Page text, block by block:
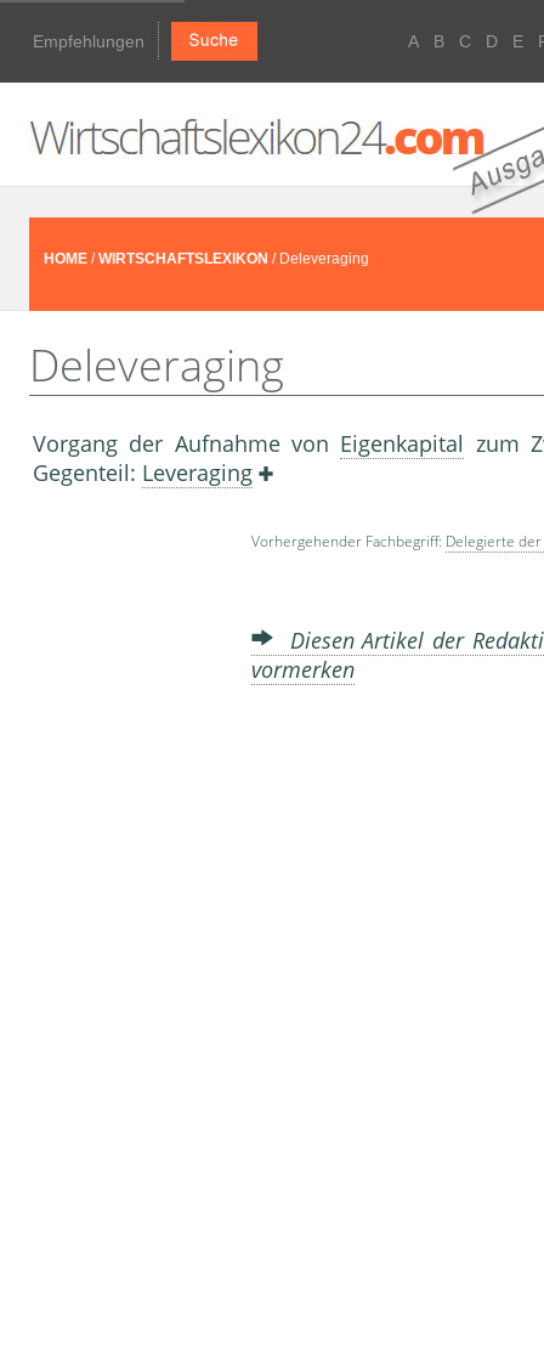
Empfehlungen A B C D E
HOME /WIRTSCHAFTSLEXIKON / Deleveraging
Deleveraging
Vorgang der Aufnahme von Eigenkapital zum
Gegenteil: Leveraging
Vorhergehender Fachbegriff: Delegierte
Diesen Artikel der
vormerken